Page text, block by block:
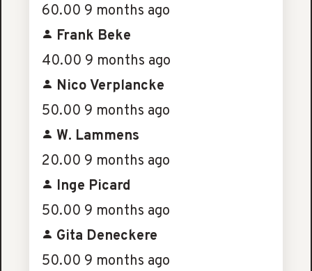
60.00 9 months ago
Frank Beke
40.00 9 months ago
Nico Verplancke
50.00 9 months ago
W. Lammens
20.00 9 months ago
Inge Picard
50.00 9 months ago
Gita Deneckere
50.00 9 months ago